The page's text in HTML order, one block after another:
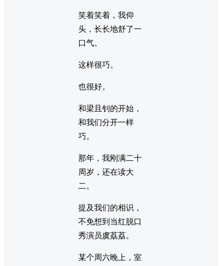
笑着笑着，我仰
头，长长地舒了一
口气。
这样很巧。
也很好。
和梁且钊的开始，
和我们分开一样
巧。
那年，我刚满二十
周岁，还在读大
二。
提及我们的相识，
不免想到当红脱口
秀演员虞荔荔。
某个周六晚上，室